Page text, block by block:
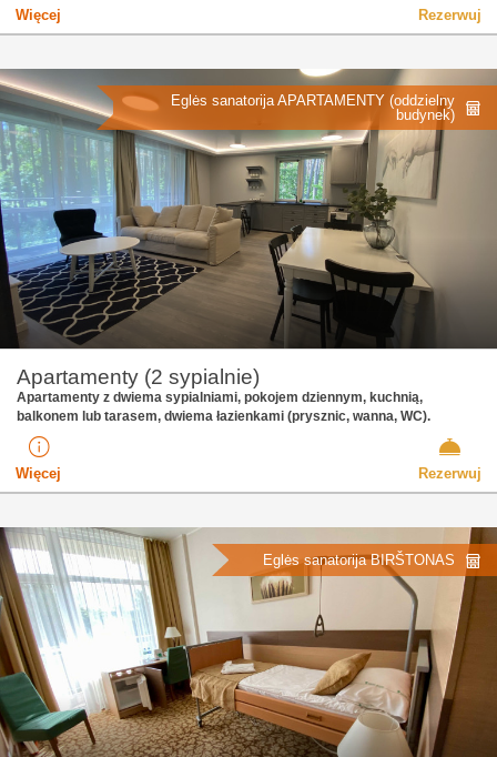
Więcej Rezerwuj
Eglės sanatorija APARTAMENTY (oddzielny
budynek)
Apartamenty (2 sypialnie)
Apartamenty z dwiema sypialniami, pokojem dziennym, kuchnią,
balkonem lub tarasem, dwiema łazienkami (prysznic, wanna, WC).
Więcej Rezerwuj
Eglės sanatorija BIRŠTONAS